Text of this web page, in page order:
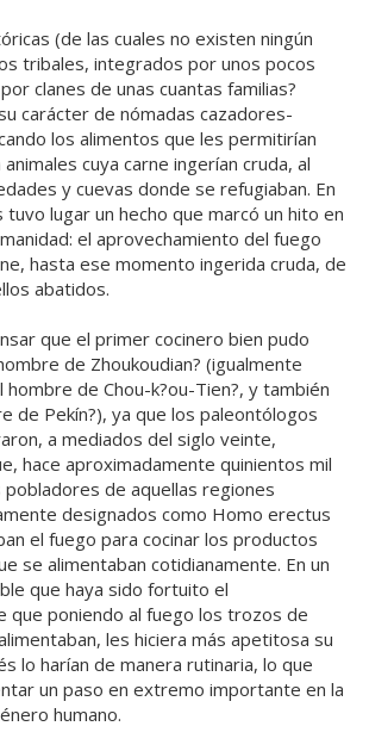
(de las cuales no existen ningún
tribales, integrados por unos pocos
clanes de unas cuantas familias?
carácter de nómadas cazadores-
los alimentos que les permitirían
cuya carne ingerían cruda, al
y cuevas donde se refugiaban. En
lugar un hecho que marcó un hito en
el aprovechamiento del fuego
hasta ese momento ingerida cruda, de
abatidos.
que el primer cocinero bien pudo
de Zhoukoudian? (igualmente
hombre de Chou-k?ou-Tien?, y también
de Pekín?), ya que los paleontólogos
a mediados del siglo veinte,
hace aproximadamente quinientos mil
de aquellas regiones
designados como Homo erectus
el fuego para cocinar los productos
se alimentaban cotidianamente. En un
que haya sido fortuito el
que poniendo al fuego los trozos de
les hiciera más apetitosa su
lo harían de manera rutinaria, lo que
un paso en extremo importante en la
humano.